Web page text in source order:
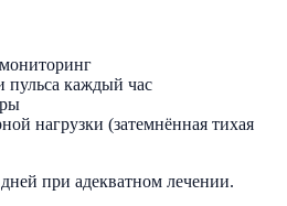
пульса каждый час
нагрузки (затемнённая тихая
при адекватном лечении.